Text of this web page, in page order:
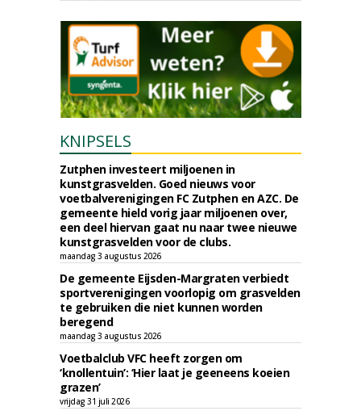
KNIPSELS
Zutphen investeert miljoenen in
kunstgrasvelden. Goed nieuws voor
voetbalverenigingen FC Zutphen en AZC. De
gemeente hield vorig jaar miljoenen over,
een deel hiervan gaat nu naar twee nieuwe
kunstgrasvelden voor de clubs.
maandag 3 augustus 2026
De gemeente Eijsden-Margraten verbiedt
sportverenigingen voorlopig om grasvelden
te gebruiken die niet kunnen worden
beregend
maandag 3 augustus 2026
Voetbalclub VFC heeft zorgen om
‘knollentuin’: ‘Hier laat je geeneens koeien
grazen’
vrijdag 31 juli 2026